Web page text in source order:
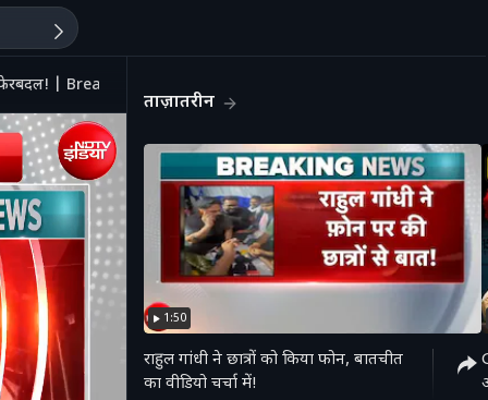
| Breaking News
ताज़ातरीन
1:50
राहुल गांधी ने छात्रों को किया फोन, बातचीत
का वीडियो चर्चा में!